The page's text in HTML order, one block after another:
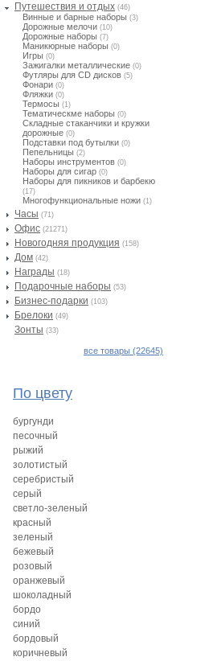
Путешествия и отдых (46)
Винные и барные наборы (3)
Дорожные мелочи (10)
Дорожные наборы (7)
Маникюрные наборы (0)
Игры (0)
Зажигалки металлические (0)
Футляры для CD дисков (5)
Фонари (0)
Фляжки (0)
Термосы (1)
Тематическме наборы (0)
Складные стаканчики и кружки
дорожные (0)
Подставки под бутылки (0)
Пепельницы (2)
Наборы инструментов (0)
Наборы для сигар (0)
Наборы для пикников и барбекю
(17)
Многофункциональные ножи (1)
Часы (71)
Офис (21271)
Новогодняя продукция (158)
Дом (42)
Награды (18)
Подарочные наборы (53)
Бизнес-подарки (103)
Брелоки (49)
Зонты (33)
все товары (22645)
По цвету
бургунди
песочный
рыжий
золотистый
серебристый
серый
светло-зеленый
красный
зеленый
бежевый
розовый
оранжевый
шоколадный
бордо
синий
бордовый
коричневый